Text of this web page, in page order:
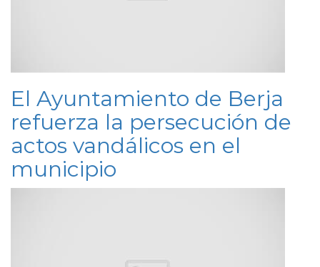
El Ayuntamiento de Berja
refuerza la persecución de
actos vandálicos en el
municipio